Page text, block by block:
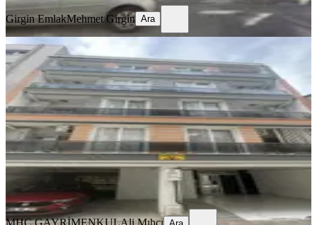
Girgin EmlakMehmet Girgin Ara
YENİ
Mhc'den Kiralık 2+1 Doğalgazlı
Efeler, Meşrutiyet Mahallesi
2+1·75 m²·4. Kat·07.08.2026
18.500 ₺
MHC GAYRİMENKUL Ali Mıhçı
Ara